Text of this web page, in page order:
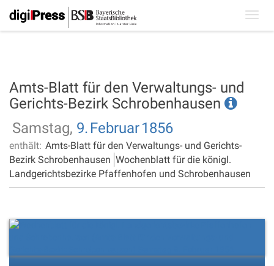
Amts-Blatt für den Verwaltungs- und
Gerichts-Bezirk Schrobenhausen
Samstag, 9. Februar1856
enthält: Amts-Blatt für den Verwaltungs- und Gerichts-
Bezirk Schrobenhausen Wochenblatt für die königl.
Landgerichtsbezirke Pfaffenhofen und Schrobenhausen